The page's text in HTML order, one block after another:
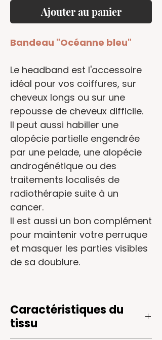
Ajouter au panier
Bandeau "Océanne bleu"
Le headband est l'accessoire
idéal pour vos coiffures, sur
cheveux longs ou sur une
repousse de cheveux difficile.
Il peut aussi habiller une
alopécie partielle engendrée
par une pelade, une alopécie
androgénétique ou des
traitements localisés de
radiothérapie suite à un
cancer.
Il est aussi un bon complément
pour maintenir votre perruque
et masquer les parties visibles
de sa doublure.
Caractéristiques du
tissu